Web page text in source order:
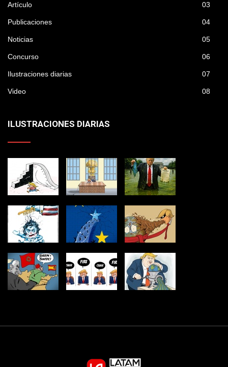
Artículo 03
Publicaciones 04
Noticias 05
Concurso 06
Ilustraciones diarias 07
Video 08
ILUSTRACIONES DIARIAS